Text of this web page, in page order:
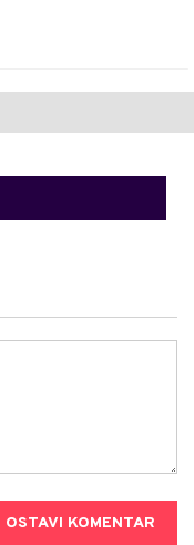
OSTAVI KOMENTAR